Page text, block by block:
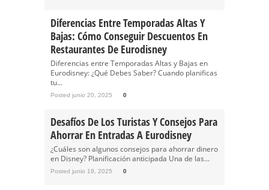
Diferencias Entre Temporadas Altas Y
Bajas: Cómo Conseguir Descuentos En
Restaurantes De Eurodisney
Diferencias entre Temporadas Altas y Bajas en
Eurodisney: ¿Qué Debes Saber? Cuando planificas
tu...
Posted junio 20, 2025 0
Desafíos De Los Turistas Y Consejos Para
Ahorrar En Entradas A Eurodisney
¿Cuáles son algunos consejos para ahorrar dinero
en Disney? Planificación anticipada Una de las...
Posted junio 19, 2025 0